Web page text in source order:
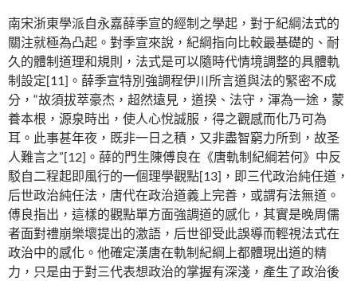
南宋浙東學派自永嘉薛季宣的經制之學起，對于紀綱法式的
關注就極為凸起。對季宣來說，紀綱指向比較最基礎的、耐
久的體制道理和規則，法式是可以隨時代情境調整的具體軌
制設定[11]。薛季宣特別強調程伊川所言道與法的緊密不成
分，“故須拔萃豪杰，超然遠見，道揆、法守，渾為一途，蒙
養本根，源泉時出，使人心悅誠服，得之觀感而化乃可為
耳。此事甚年夜，既非一日之積，又非盡智窮力所到，故圣
人難言之”[12]。薛的門生陳傅良在《唐軌制紀綱若何》中反
駁自二程起即風行的一個理學觀點[13]，即三代政治純任道，
后世政治純任法，唐代在政治道義上完善，或謂有法無道。
傅良指出，這樣的觀點單方面強調道的感化，其實是晚周儒
者面對禮崩樂壞提出的激語，后世卻受此誤導而輕視法式在
政治中的感化。他確定漢唐在軌制紀綱上都體現出道的精
力，只是由于對三代表想政治的掌握有深淺，產生了政治後